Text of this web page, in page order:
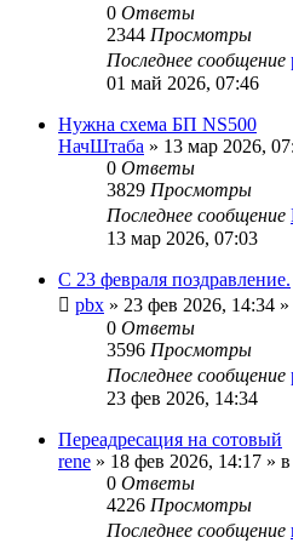
0 Ответы
2344 Просмотры
Последнее сообщение
01 май 2026, 07:46
Нужна схема БП NS500
НачШтаба » 13 мар 2026,
0 Ответы
3829 Просмотры
Последнее сообщение
13 мар 2026, 07:03
С 23 февраля поздравление.
pbx » 23 фев 2026, 14:34
0 Ответы
3596 Просмотры
Последнее сообщение
23 фев 2026, 14:34
Переадресация на сотовый
rene » 18 фев 2026, 14:17 »
0 Ответы
4226 Просмотры
Последнее сообщение